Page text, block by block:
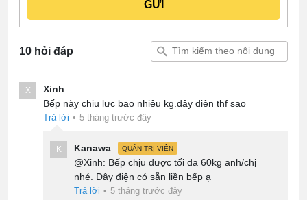
10 hỏi đáp
X
Xinh
Bếp này chịu lực bao nhiêu kg.dây điện thf sao
Trả lời • 5 tháng trước đây
K Kanawa QUẢN TRỊ VIÊN
@Xinh: Bếp chịu được tối đa 60kg anh/chị
nhé. Dây điện có sẵn liền bếp ạ
Trả lời • 5 tháng trước đây